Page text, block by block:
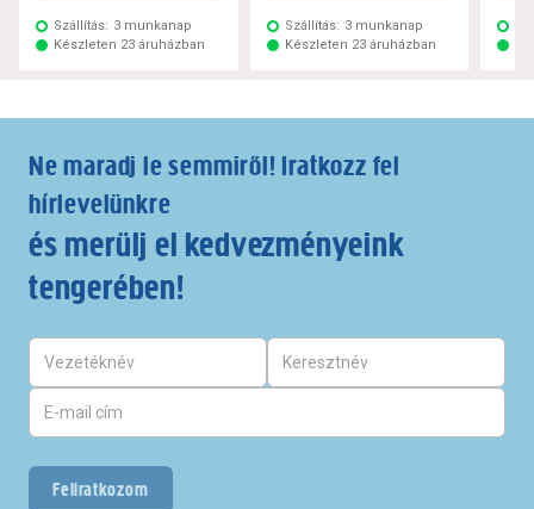
Szállítás: 3 munkanap
Készleten 23 áruházban
Szállítás: 3 munkanap
Készleten 23 áruházban
Ne maradj le semmiről! Iratkozz fel
hírlevelünkre
és merülj el kedvezményeink
tengerében!
Feliratkozom